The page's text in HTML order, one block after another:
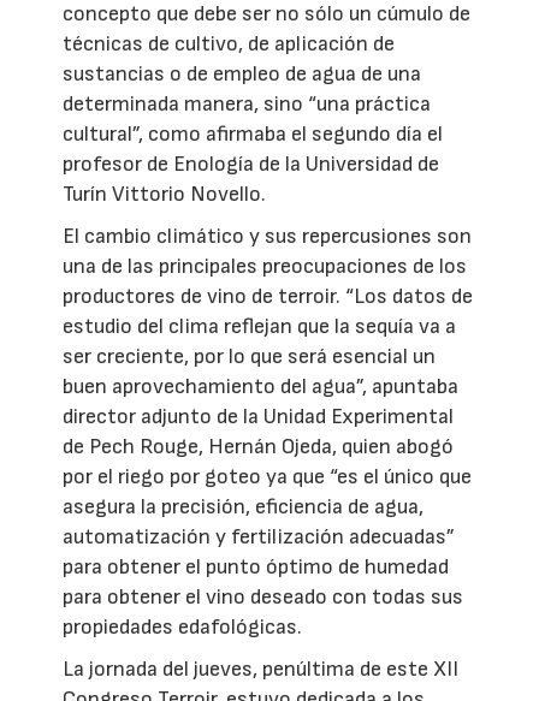
concepto que debe ser no sólo un cúmulo de
técnicas de cultivo, de aplicación de
sustancias o de empleo de agua de una
determinada manera, sino “una práctica
cultural”, como afirmaba el segundo día el
profesor de Enología de la Universidad de
Turín Vittorio Novello.
El cambio climático y sus repercusiones son
una de las principales preocupaciones de los
productores de vino de terroir. “Los datos de
estudio del clima reflejan que la sequía va a
ser creciente, por lo que será esencial un
buen aprovechamiento del agua”, apuntaba
director adjunto de la Unidad Experimental
de Pech Rouge, Hernán Ojeda, quien abogó
por el riego por goteo ya que “es el único que
asegura la precisión, eficiencia de agua,
automatización y fertilización adecuadas”
para obtener el punto óptimo de humedad
para obtener el vino deseado con todas sus
propiedades edafológicas.
La jornada del jueves, penúltima de este XII